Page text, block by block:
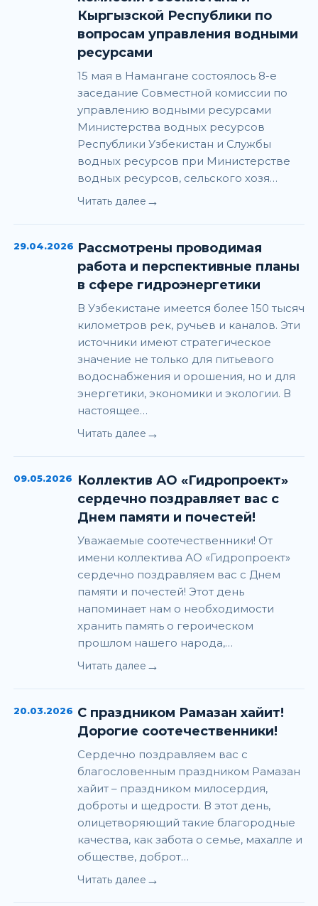
Кыргызской Республики по
вопросам управления водными
ресурсами
15 мая в Намангане состоялось 8-е
заседание Совместной комиссии по
управлению водными ресурсами
Министерства водных ресурсов
Республики Узбекистан и Службы
водных ресурсов при Министерстве
водных ресурсов, сельского хозя…
Читать далее →
29.04.2026 Рассмотрены проводимая
работа и перспективные планы
в сфере гидроэнергетики
В Узбекистане имеется более 150 тысяч
километров рек, ручьев и каналов. Эти
источники имеют стратегическое
значение не только для питьевого
водоснабжения и орошения, но и для
энергетики, экономики и экологии. В
настоящее…
Читать далее →
09.05.2026
Коллектив АО «Гидропроект»
сердечно поздравляет вас с
Днем памяти и почестей!
Уважаемые соотечественники! От
имени коллектива АО «Гидропроект»
сердечно поздравляем вас с Днем
памяти и почестей! Этот день
напоминает нам о необходимости
хранить память о героическом
прошлом нашего народа,…
Читать далее →
20.03.2026 С праздником Рамазан хайит!
Дорогие соотечественники!
Сердечно поздравляем вас с
благословенным праздником Рамазан
хайит – праздником милосердия,
доброты и щедрости. В этот день,
олицетворяющий такие благородные
качества, как забота о семье, махалле и
обществе, доброт…
Читать далее →